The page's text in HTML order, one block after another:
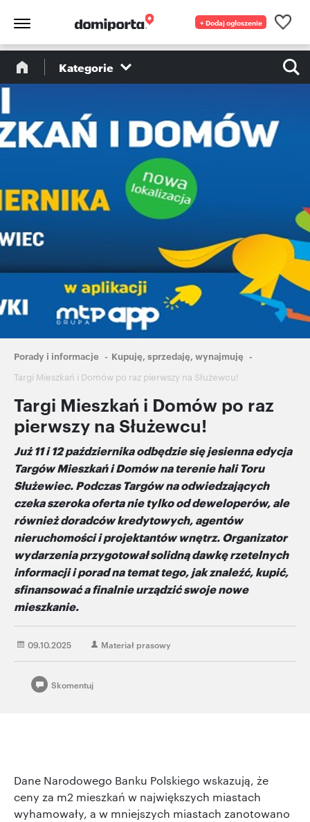
+ Dodaj ogłoszenie
Kategorie
Ścieżka
nawigacyjna
Porady i informacje
Kupuję, sprzedaję, wynajmuję
Targi Mieszkań i Domów po raz pierwszy na Służewcu!
Targi Mieszkań i Domów po raz
pierwszy na Służewcu!
Już 11 i 12 października odbędzie się jesienna edycja
Targów Mieszkań i Domów na terenie hali Toru
Służewiec. Podczas Targów na odwiedzających
czeka szeroka oferta nie tylko od deweloperów, ale
również doradców kredytowych, agentów
nieruchomości i projektantów wnętrz. Organizator
wydarzenia przygotował solidną dawkę rzetelnych
informacji i porad na temat tego, jak znaleźć, kupić,
sfinansować a finalnie urządzić swoje nowe
mieszkanie.
09.10.2025 Materiał prasowy
Skomentuj
Dane Narodowego Banku Polskiego wskazują, że
ceny za m2 mieszkań w największych miastach
wyhamowały, a w mniejszych miastach zanotowano